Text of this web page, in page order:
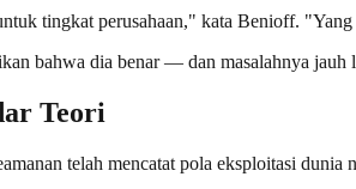
tingkat perusahaan," kata Benioff.
bahwa dia benar — dan masalahnya jauh
Teori
telah mencatat pola eksploitasi dunia